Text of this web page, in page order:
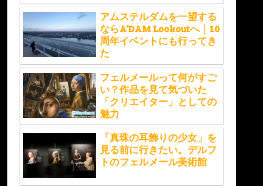
アムステルダムを一望する
ならA’DAM Lookoutへ｜10
周年イベントにも行ってき
た
フェルメールって何がすご
い？作品を見て気づいた
「クリエイター」としての
魅力
「真珠の耳飾りの少女」を
見る前に行きたい。デルフ
トのフェルメール美術館